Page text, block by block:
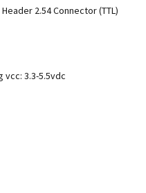
2.54 Connector (TTL)
vcc: 3.3-5.5vdc